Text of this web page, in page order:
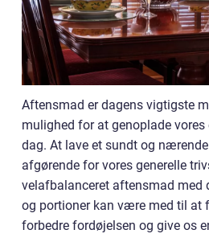
Aftensmad er dagens vigtigste
mulighed for at genoplade vores
dag. At lave et sundt og
afgørende for vores generelle
velafbalanceret aftensmad med
og portioner kan være med til at
forbedre fordøjelsen og give os